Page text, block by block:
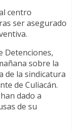
centro
ser asegurado
Detenciones,
sobre la
de la sindicatura
de Culiacán.
dado a
de su